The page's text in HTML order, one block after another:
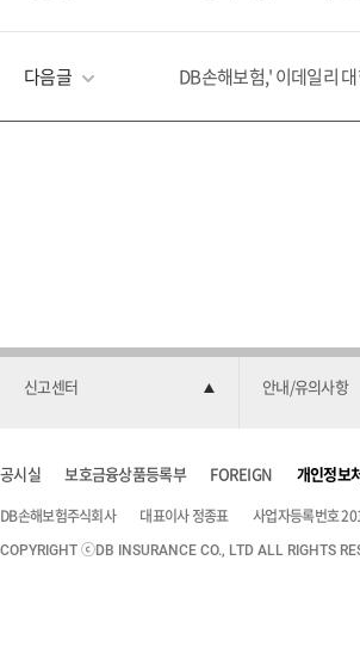
다음글 DB손해보험,' 이데일리
신고센터 안내/유의사항
공시실 보호금융상품등록부 FOREIGN 개인정보
DB손해보험주식회사 대표이사 정종표 사업자등록번호
COPYRIGHT ⓒDB INSURANCE CO., LTD ALL RIGHTS